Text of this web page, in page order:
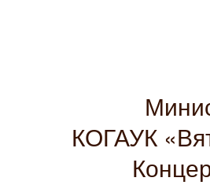
КОГАУК